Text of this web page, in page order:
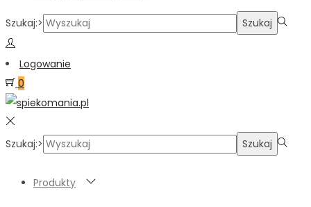
Szukaj:> Szukaj
Logowanie
0
Szukaj:> Szukaj
Produkty